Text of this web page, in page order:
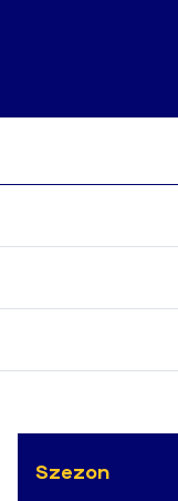
Szezon